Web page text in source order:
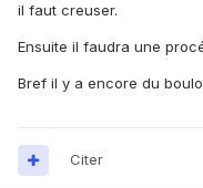
il faut creuser.
Ensuite il faudra une
Bref il y a encore du
Citer